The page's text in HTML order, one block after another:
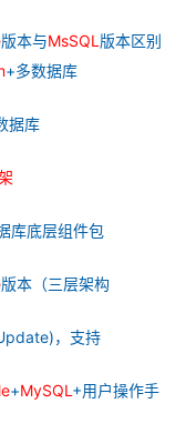
版本与MsSQL 版本区别
+多数据库
据库
库底层组件包
版本（三层架构
，支持
+MySQL +用户操作手